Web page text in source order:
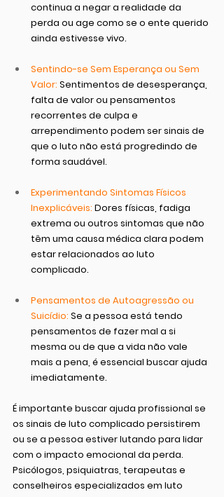
continua a negar a realidade da
perda ou age como se o ente querido
ainda estivesse vivo.
Sentindo-se Sem Esperança ou Sem
Valor: Sentimentos de desesperança,
falta de valor ou pensamentos
recorrentes de culpa e
arrependimento podem ser sinais de
que o luto não está progredindo de
forma saudável.
Experimentando Sintomas Físicos
Inexplicáveis: Dores físicas, fadiga
extrema ou outros sintomas que não
têm uma causa médica clara podem
estar relacionados ao luto
complicado.
Pensamentos de Autoagressão ou
Suicídio: Se a pessoa está tendo
pensamentos de fazer mal a si
mesma ou de que a vida não vale
mais a pena, é essencial buscar ajuda
imediatamente.
É importante buscar ajuda profissional se
os sinais de luto complicado persistirem
ou se a pessoa estiver lutando para lidar
com o impacto emocional da perda.
Psicólogos, psiquiatras, terapeutas e
conselheiros especializados em luto